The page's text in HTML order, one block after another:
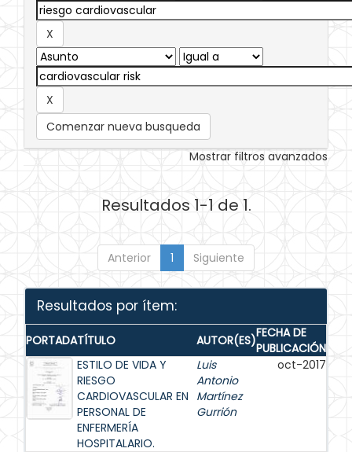
Comenzar nueva busqueda
Mostrar filtros avanzados
Resultados 1-1 de 1.
Anterior 1 Siguiente
Resultados por ítem:
PORTADATÍTULO AUTOR(ES)FECHA DE
PUBLICACIÓN
ESTILO DE VIDA Y
RIESGO
CARDIOVASCULAR EN
PERSONAL DE
ENFERMERÍA
HOSPITALARIO.
Luis
Antonio
Martínez
Gurrión
oct-2017